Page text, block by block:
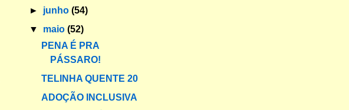
► junho(54)
▼ maio(52)
PENA É PRA
PÁSSARO!
TELINHA QUENTE 20
ADOÇÃO INCLUSIVA